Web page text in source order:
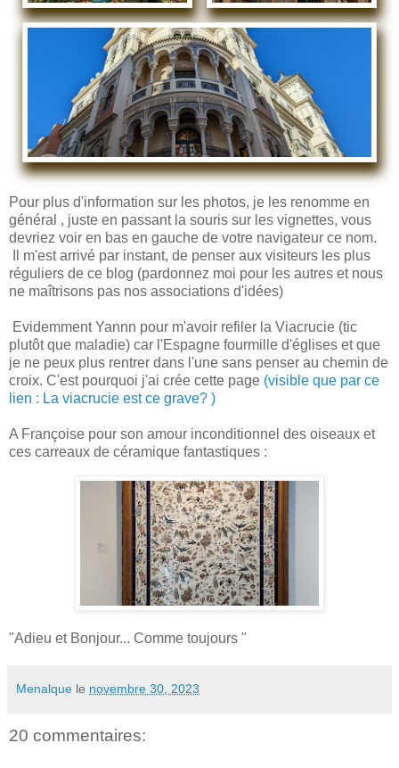
Pour plus d'information sur les photos, je les renomme en
général , juste en passant la souris sur les vignettes, vous
devriez voir en bas en gauche de votre navigateur ce nom.
Il m'est arrivé par instant, de penser aux visiteurs les plus
réguliers de ce blog (pardonnez moi pour les autres et nous
ne maîtrisons pas nos associations d'idées)
Evidemment Yannn pour m'avoir refiler la Viacrucie (tic
plutôt que maladie) car l'Espagne fourmille d'églises et que
je ne peux plus rentrer dans l'une sans penser au chemin de
croix. C'est pourquoi j'ai crée cette page (visible que par ce
lien : La viacrucie est ce grave? )
A Françoise pour son amour inconditionnel des oiseaux et
ces carreaux de céramique fantastiques :
"Adieu et Bonjour... Comme toujours "
Menalque le novembre 30, 2023
20 commentaires: